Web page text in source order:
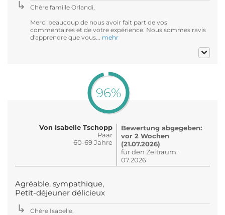
Chère famille Orlandi,
Merci beaucoup de nous avoir fait part de vos
commentaires et de votre expérience. Nous sommes ravis
d'apprendre que vous... mehr
96%
Von Isabelle Tschopp
Paar
60-69 Jahre
Bewertung abgegeben:
vor 2 Wochen
(21.07.2026)
für den Zeitraum:
07.2026
Agréable, sympathique,
Petit-déjeuner délicieux
Chère Isabelle,